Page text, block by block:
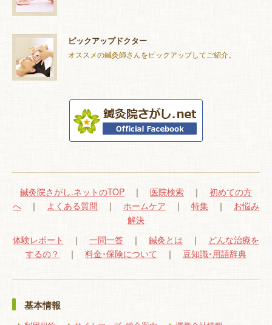
ピックアップドクター
オススメの鍼灸師さんをピックアップしてご紹介。
鍼灸院さがし.ネットのTOP ｜ 医院検索 ｜ 初めての方
へ ｜ よくある質問 ｜ ホームケア ｜ 特集 ｜ お悩み
解決
体験レポート
｜ 一問一答 ｜ 鍼灸とは ｜ どんな治療を
するの？
｜ 料金･保険について ｜ 豆知識･用語辞典
基本情報